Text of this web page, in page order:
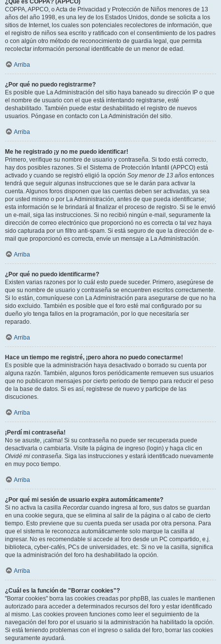
¿Qué es COPPA? (APPCO)
COPPA, APPCO, o Acta de Privacidad y Protección de Niños menores de 13
años del año 1998, es una ley de los Estados Unidos, donde se solicita a los
sitios de Internet, los cuales son potenciales recolectores de información, que
el registro de niños sea escrito y ratificado con el consentimiento de los padres
o con algún otro método de reconocimiento de guardia legal, que permita
recolectar información personal identificable de un menor de edad.
Arriba
¿Por qué no puedo registrarme?
Es posible que La Administración del sitio haya baneado su dirección IP o que
el nombre de usuario con el que está intentando registrarse, esté
deshabilitado. También puede estar deshabilitado el registro de nuevos
usuarios. Póngase en contacto con La Administración del sitio.
Arriba
Me he registrado ¡y no me puedo identificar!
Primero, verifique su nombre de usuario y contraseña. Si todo está correcto,
hay dos posibles razones. Si el Sistema de Protección Infantil (APPCO) está
activado y cuando se registró eligió la opción Soy menor de 13 años entonces
tendrá que seguir algunas instrucciones que se le darán para activar la
cuenta. Algunos foros disponen que las cuentas deben ser activadas, ya sea
por usted mismo o por La Administración, antes de que pueda identificarse;
esta información se le brindará al finalizar el proceso de registro. Si se le envió
un e-mail, siga las instrucciones. Si no recibió ningún e-mail, seguramente la
dirección de correo electrónico que proporcionó no es correcta o tal vez haya
sido capturada por un filtro anti-spam. Si está seguro de que la dirección de e-
mail que proporcionó es correcta, envíe un mensaje a La Administración.
Arriba
¿Por qué no puedo identificarme?
Existen varias razones por lo cuál esto puede suceder. Primero, asegúrese de
que su nombre de usuario y contraseña se encuentren escritos correctamente.
Si lo están, comuníquese con La Administración para asegurarse de que no ha
sido excluido. También es posible que el foro esté mal configurado por su
dueño y/o tenga fallos en la programación, por lo que necesitaría ser
reparado.
Arriba
Hace un tiempo me registré, ¡pero ahora no puedo conectarme!
Es posible que la administración haya desactivado o borrado su cuenta por
alguna razón. También, algunos foros periódicamente remueven sus usuarios
que no publicaron mensajes por cierto periodo de tiempo para reducir el peso
de la base de datos. Si es así, registrese de nuevo y participe de las
discuciones.
Arriba
¡Perdí mi contraseña!
No se asuste, ¡calma! Si su contraseña no puede ser recuperada puede
desactivarla o cambiarla. Visite la página de ingreso (login) y haga clic en
Olvidé mi contraseña. Siga las instrucciones y estará identificado nuevamente
en muy poco tiempo.
Arriba
¿Por qué mi sesión de usuario expira automáticamente?
Si no activa la casilla Recordarcuando ingresa al foro, sus datos se guardan
en una cookie segura, que se elimina al salir de la página o al cabo de cierto
tiempo. Esto previene que su cuenta pueda ser usada por otra persona. Para
que el sistema le reconozca automáticamente solo marque la casilla al
ingresar. No es recomendable si accede al foro desde un PC compartido, e.j.
biblioteca, cyber-cafés, PCs de universidades, etc. Si no ve la casilla, significa
que la administración del foro ha deshabilitado la opción.
Arriba
¿Cuál es la función de "Borrar cookies"?
"Borrar cookies" borra las cookies creadas por phpBB, las cuales le mantienen
autorizado para acceder a determinados recursos del foro y estar identificado
al mismo. Las cookies proveen funciones como leer el seguimiento de la
navegación del foro por el usuario si la administración ha habilitado la opción.
Si está teniendo problemas con el ingreso o salida del foro, borrar las cookies
seguramente ayudará.